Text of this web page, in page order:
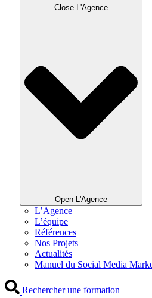
Close L'Agence
Open L'Agence
L’Agence
L’équipe
Références
Nos Projets
Actualités
Manuel du Social Media
Rechercher une formation